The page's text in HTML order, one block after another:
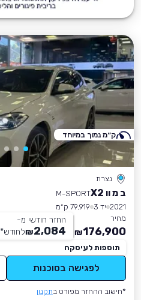
נצרת
ב מ וו X2
M-SPORT
2021 יד 3
79,919 ק״מ
מחיר
176,900
₪
החזר חודשי מ-
2,084
₪לחודש*
תוספות לעיסקה
לפגישה בסוכנות
*חישוב ההחזר מפורט בתקנון
ק״מ נמוך במיוחד